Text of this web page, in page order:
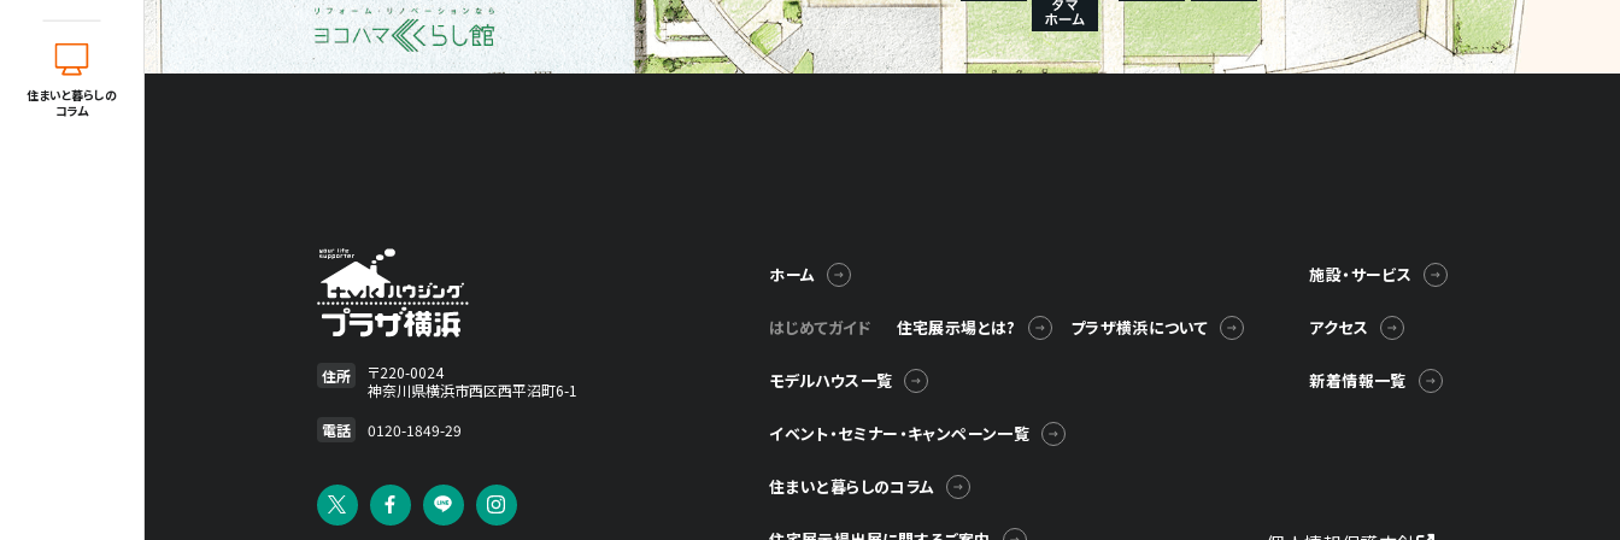
住まいと暮らしの
コラム
住所
〒220-0024
神奈川県横浜市西区西平沼町6-1
電話
0120-1849-29
ホーム
はじめてガイド 住宅展示場とは? プラザ横浜について
モデルハウス一覧
イベント・セミナー・キャンペーン一覧
住まいと暮らしのコラム
施設・サービス
アクセス
新着情報一覧
住所
〒220-0024
神奈川県横浜市西区西平沼町6-1
電話
0120-1849-29 © Television KANAGAWA, Inc.